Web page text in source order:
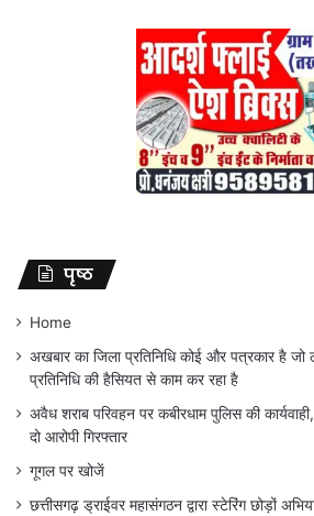
पृष्ठ
Home
अखबार का जिला प्रतिनिधि कोई और पत्रकार है
प्रतिनिधि की हैसियत से काम कर रहा है
अवैध शराब परिवहन पर कबीरधाम पुलिस की
दो आरोपी गिरफ्तार
गूगल पर खोजें
छत्तीसगढ़ ड्राईवर महासंगठन द्वारा स्टेरिंग छोड़ों